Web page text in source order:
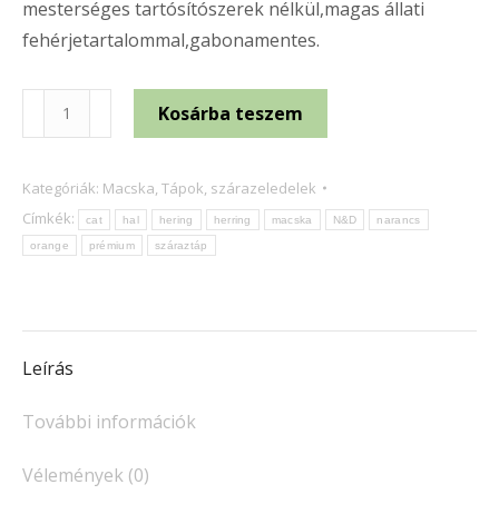
mesterséges tartósítószerek nélkül,magas állati
fehérjetartalommal,gabonamentes.
Farmina
N&D
Grain
Free
Cat
szárazeledel
mennyiség
Kosárba teszem
Kategóriák: Macska, Tápok, szárazeledelek
Címkék:
cat hal hering herring macska N&D narancs
orange prémium száraztáp
Leírás
További információk
Vélemények (0)